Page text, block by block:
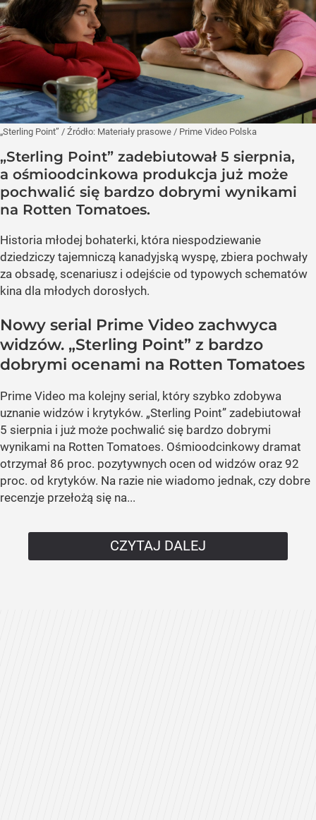
„Sterling Point” / Źródło: Materiały prasowe / Prime Video Polska
„Sterling Point” zadebiutował 5 sierpnia,
a ośmioodcinkowa produkcja już może
pochwalić się bardzo dobrymi wynikami
na Rotten Tomatoes.
Historia młodej bohaterki, która niespodziewanie
dziedziczy tajemniczą kanadyjską wyspę, zbiera pochwały
za obsadę, scenariusz i odejście od typowych schematów
kina dla młodych dorosłych.
Nowy serial Prime Video zachwyca
widzów. „Sterling Point” z bardzo
dobrymi ocenami na Rotten Tomatoes
Prime Video ma kolejny serial, który szybko zdobywa
uznanie widzów i krytyków. „Sterling Point” zadebiutował
5 sierpnia i już może pochwalić się bardzo dobrymi
wynikami na Rotten Tomatoes. Ośmioodcinkowy dramat
otrzymał 86 proc. pozytywnych ocen od widzów oraz 92
proc. od krytyków. Na razie nie wiadomo jednak, czy dobre
recenzje przełożą się na...
CZYTAJ DALEJ